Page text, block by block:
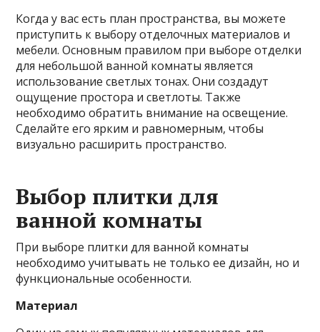
Когда у вас есть план пространства, вы можете
приступить к выбору отделочных материалов и
мебели. Основным правилом при выборе отделки
для небольшой ванной комнаты является
использование светлых тонах. Они создадут
ощущение простора и светлоты. Также
необходимо обратить внимание на освещение.
Сделайте его ярким и равномерным, чтобы
визуально расширить пространство.
Выбор плитки для
ванной комнаты
При выборе плитки для ванной комнаты
необходимо учитывать не только ее дизайн, но и
функциональные особенности.
Материал